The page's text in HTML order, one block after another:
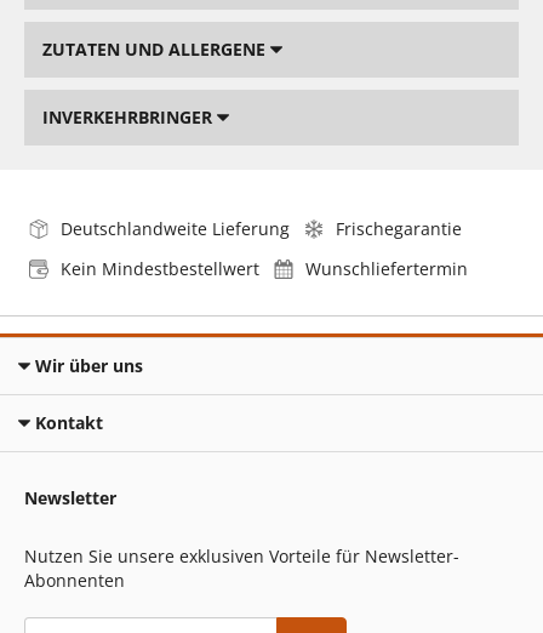
ZUTATEN UND ALLERGENE
INVERKEHRBRINGER
Deutschlandweite Lieferung
Frischegarantie
Kein Mindestbestellwert
Wunschliefertermin
Wir über uns
Kontakt
Newsletter
Nutzen Sie unsere exklusiven Vorteile für Newsletter-
Abonnenten